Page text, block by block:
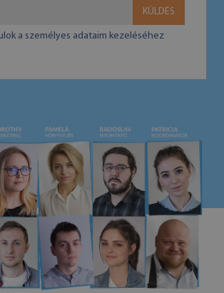
KÜLDÉS
a személyes adataim kezeléséhez